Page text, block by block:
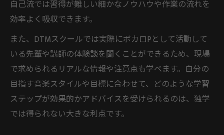
自己流では習得が難しい細かなノウハウや作業の流れを
効率よく吸収できます。
また、DTMスクールでは実際にボカロPとして活動して
いる先輩や講師の体験談を聞くことができるため、現場
で求められるリアルな情報や注意点も学べます。自分の
目指す音楽スタイルや目標に合わせて、どのような学習
ステップが効果的かアドバイスを受けられるのは、独学
では得られない大きな利点です。